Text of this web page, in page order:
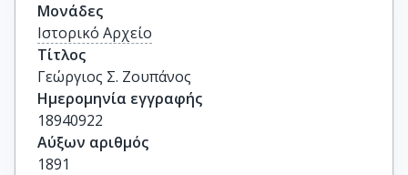
Μονάδες
Ιστορικό Αρχείο
Τίτλος
Γεώργιος Σ. Ζουπάνος
Ημερομηνία εγγραφής
18940922
Αύξων αριθμός
1891